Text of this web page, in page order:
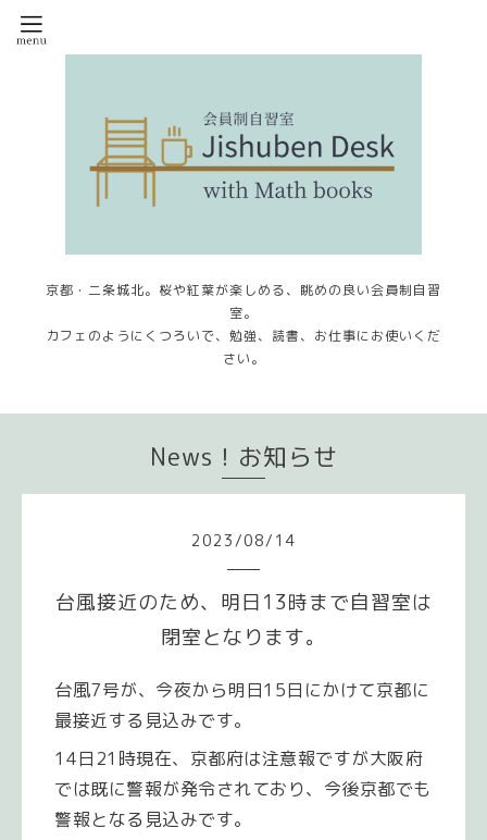
京都・二条城北。桜や紅葉が楽しめる、眺めの良い会員制自習
室。
カフェのようにくつろいで、勉強、読書、お仕事にお使いくだ
さい。
News！お知らせ
2023/08/ 14
台風接近のため、明日13時まで自習室は
閉室となります。
台風7号が、今夜から明日15日にかけて京都に
最接近する見込みです。
14日21時現在、京都府は注意報ですが大阪府
では既に警報が発令されており、今後京都でも
警報となる見込みです。